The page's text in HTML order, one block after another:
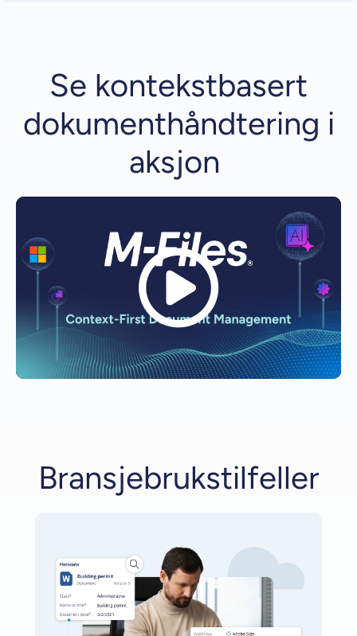
Se kontekstbasert
dokumenthåndtering i
aksjon
Bransjebrukstilfeller